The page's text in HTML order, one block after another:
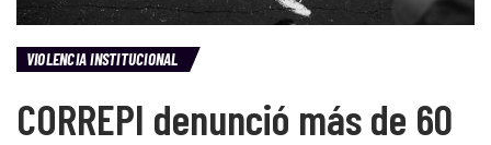
VIOLENCIA INSTITUCIONAL
CORREPI denunció más de 60